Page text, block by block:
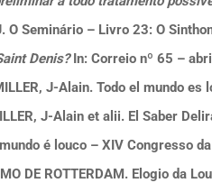
O Seminário – Livro 23: O
Denis?In: Correio nº 65 –
J-Alain. Todo el mundo
J-Alain et alii. El Saber
é louco – XIV Congresso
DE ROTTERDAM. Elogio da